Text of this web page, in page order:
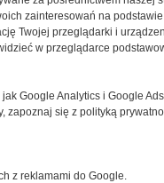
jednostek specjalnych w
zainteresowań na
Twojej przeglądarki i
w przeglądarce
Google Analytics i Google
zapoznaj się z polityką
z reklamami do Google.